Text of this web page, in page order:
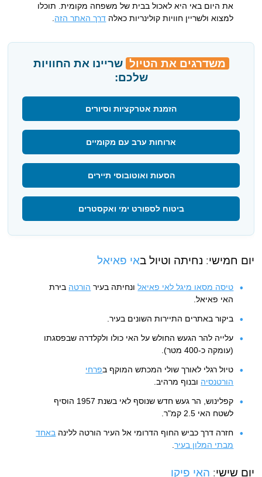
את היום באי היא לאכול בבית של משפחה מקומית. תוכלו
למצוא ולשריין חוויות קולינריות כאלה דרך האתר הזה
משדרגים את הטיול שריינו את החוויות
שלכם:
הזמנת אטרקציות וסיורים
ארוחות ערב עם מקומיים
הסעות ואוטובוסי תיירים
ביטוח לספורט ימי ואקסטרים
יום חמישי: נחיתה וטיול באי פאיאל
טיסה מסאו מיגל לאי פאיאלונחיתה בעיר הורטה בירת
האי פאיאל.
ביקור באתרים התיירות השונים בעיר.
עלייה להר הגעש החולש על האי כולו ולקלדרה שבפסגתו
(עומקה כ-400 מטר).
טיול רגלי לאורך שולי המכתש המוקף בפרחי
הורטנסיה ובנוף מרהיב.
קפלינוש, הר געש חדש שנוסף לאי בשנת 1957 הוסיף
לשטח האי 2.5 קמ"ר.
חזרה דרך כביש החוף הדרומי אל העיר הורטה ללינה באחד
מבתי המלון בעיר.
יום שישי: האי פיקו